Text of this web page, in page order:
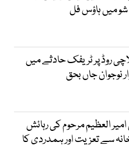
میں ہاؤس فل
روڈ پر ٹریفک حادثے میں
نوجوان جاں بحق
العظیم مرحوم کی رہائش
خانہ سے تعزیت اور ہمدردی کا